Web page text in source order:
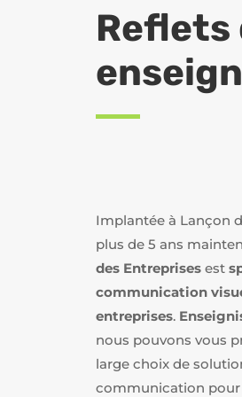
Reflets
Implantée à Lançon
plus de 5 ans
des Entreprisesest
communication
entreprises.
nous pouvons vous
large choix de
communication